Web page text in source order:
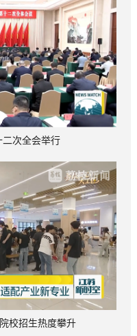
二次全会举行
校招生热度攀升